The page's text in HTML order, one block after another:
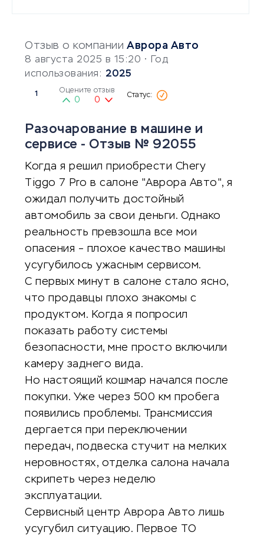
Отзыв о компании Аврора Авто
8 августа 2025 в 15:20 • Год
использования: 2025
1 Оцените отзыв
0 0
Разочарование в машине и
сервисе - Отзыв № 92055
Когда я решил приобрести Chery
Tiggo 7 Pro в салоне "Аврора Авто", я
ожидал получить достойный
автомобиль за свои деньги. Однако
реальность превзошла все мои
опасения – плохое качество машины
усугубилось ужасным сервисом.
С первых минут в салоне стало ясно,
что продавцы плохо знакомы с
продуктом. Когда я попросил
показать работу системы
безопасности, мне просто включили
камеру заднего вида.
Но настоящий кошмар начался после
покупки. Уже через 500 км пробега
появились проблемы. Трансмиссия
дергается при переключении
передач, подвеска стучит на мелких
неровностях, отделка салона начала
скрипеть через неделю
эксплуатации.
Сервисный центр Аврора Авто лишь
усугубил ситуацию. Первое ТО